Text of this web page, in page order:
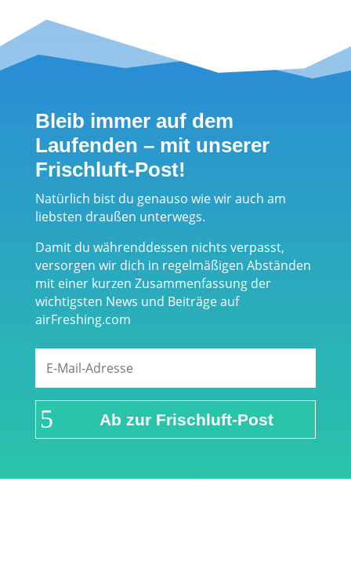
Laufschuhe
für
Bergläufer
und die Ski-
Bleib immer auf dem
Laufenden – mit unserer
Frischluft-Post!
Natürlich bist du genauso wie wir auch am
liebsten draußen unterwegs.
Damit du währenddessen nichts verpasst,
versorgen wir dich in regelmäßigen Abständen
mit einer kurzen Zusammenfassung der
wichtigsten News und Beiträge auf
airFreshing.com
Ab zur Frischluft-Post